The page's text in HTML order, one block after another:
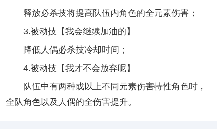
释放必杀技将提高队伍内角色的全元素伤害；
3.被动技【我会继续加油的】
降低人偶必杀技冷却时间；
4.被动技【我才不会放弃呢】
队伍中有两种或以上不同元素伤害特性角色时，
全队角色以及人偶的全伤害提升。